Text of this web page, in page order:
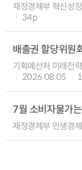
재정경제부 혁신성
34p
배출권 할당위원
기획예산처 미래전
2026.08.05
7월 소비자물가
재정경제부 민생경